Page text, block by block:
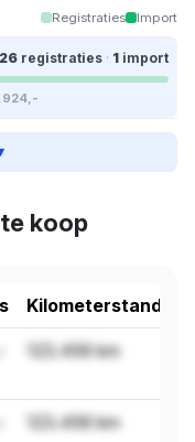
Registraties Import
registraties · 1 import
koop
Kilometerstand
123.456 km
123.456 km